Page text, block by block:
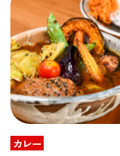
すべて
関西で開
おすすめの
おすすめの
誠光社で
カレー